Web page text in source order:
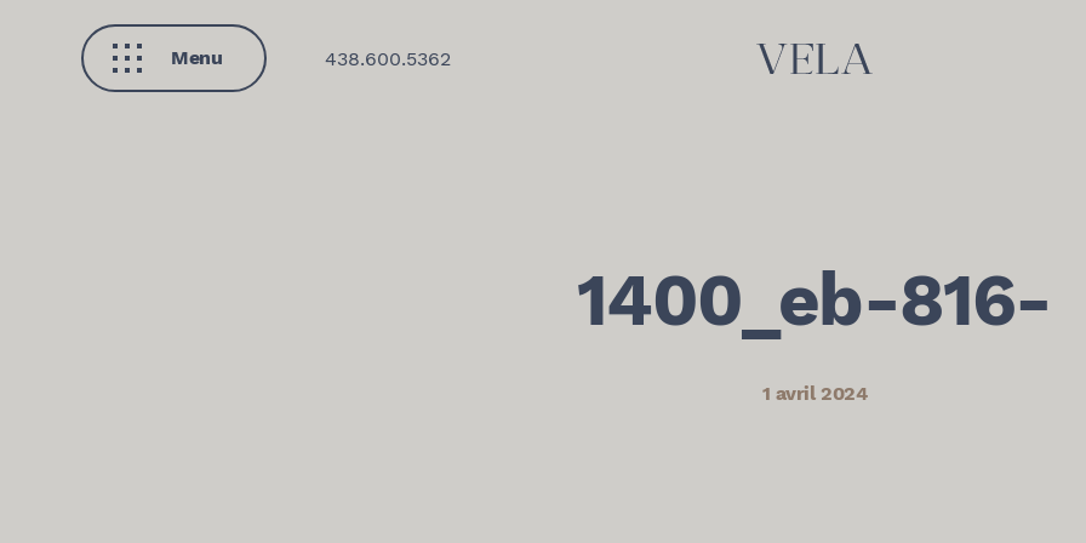
Menu
Fermer
438.600.5362
1400_eb-816-
1 avril 2024